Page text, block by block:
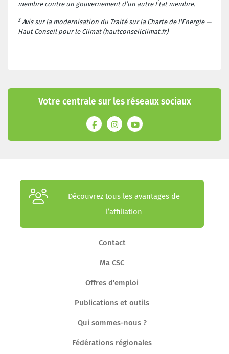
membre contre un gouvernement d’un autre État membre.
3Avis sur la modernisation du Traité sur la Charte de l'Energie —
Haut Conseil pour le Climat (hautconseilclimat.fr)
Votre centrale sur les réseaux sociaux
Découvrez tous les avantages de
l’affiliation
Contact
Ma CSC
Offres d'emploi
Publications et outils
Qui sommes-nous ?
Fédérations régionales